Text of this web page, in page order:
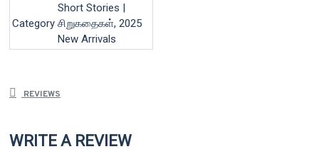
Category
Short Stories |
சிறுகதைகள், 2025
New Arrivals
REVIEWS
WRITE A REVIEW